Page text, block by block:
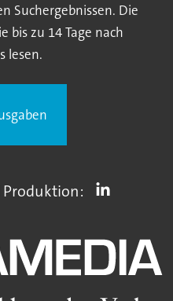
Suchergebnissen. Die
bis zu 14 Tage nach
lesen.
Produktion: